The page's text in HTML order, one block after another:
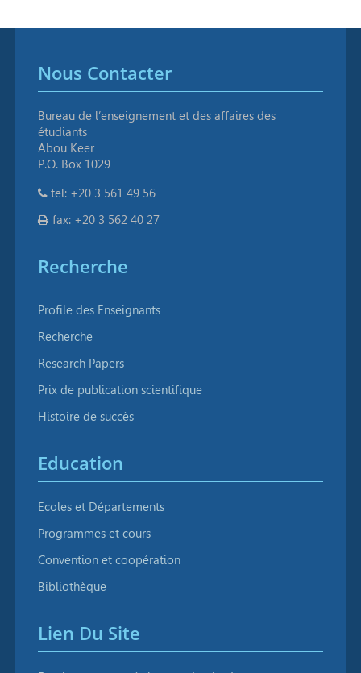
Nous Contacter
Bureau de l’enseignement et des affaires des
étudiants
Abou Keer
P.O. Box 1029
tel: +20 3 561 49 56
fax: +20 3 562 40 27
Recherche
Profile des Enseignants
Recherche
Research Papers
Prix de publication scientifique
Histoire de succès
Education
Ecoles et Départements
Programmes et cours
Convention et coopération
Bibliothèque
Lien Du Site